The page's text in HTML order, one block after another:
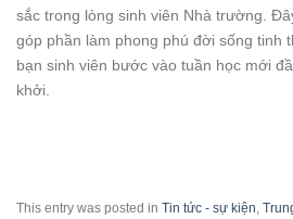
sắc trong lòng sinh viên Nhà trường.
góp phần làm phong phú đời sống tinh
bạn sinh viên bước vào tuần học mới
khởi.
This entry was posted in Tin tức - sự kiện